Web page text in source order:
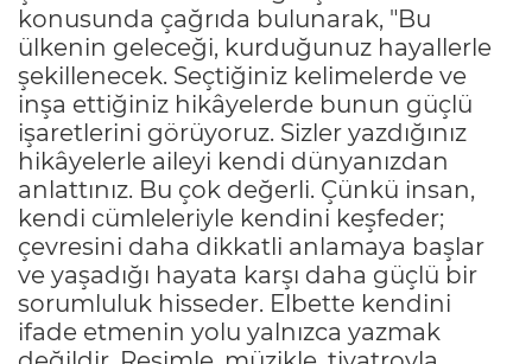
konusunda çağrıda bulunarak, "Bu
ülkenin geleceği, kurduğunuz hayallerle
şekillenecek. Seçtiğiniz kelimelerde ve
inşa ettiğiniz hikâyelerde bunun güçlü
işaretlerini görüyoruz. Sizler yazdığınız
hikâyelerle aileyi kendi dünyanızdan
anlattınız. Bu çok değerli. Çünkü insan,
kendi cümleleriyle kendini keşfeder;
çevresini daha dikkatli anlamaya başlar
ve yaşadığı hayata karşı daha güçlü bir
sorumluluk hisseder. Elbette kendini
ifade etmenin yolu yalnızca yazmak